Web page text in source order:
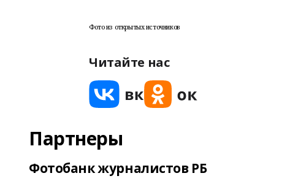
Фото из открытых источников
Читайте нас
Партнеры
Фотобанк журналистов РБ